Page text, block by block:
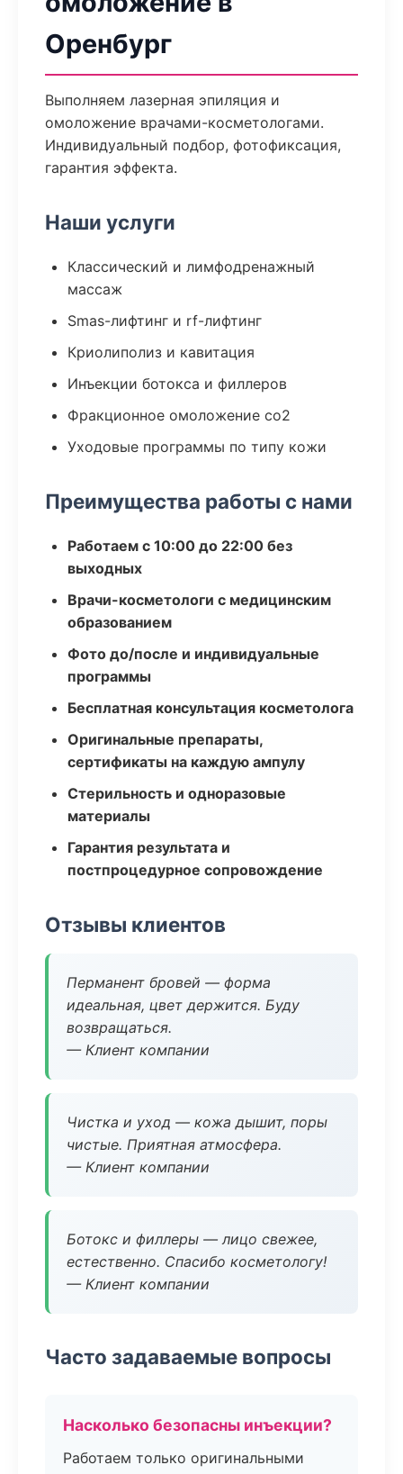
Оренбург
Выполняем лазерная эпиляция и
омоложение врачами-косметологами.
Индивидуальный подбор, фотофиксация,
гарантия эффекта.
Наши услуги
Классический и лимфодренажный
массаж
Smas-лифтинг и rf-лифтинг
Криолиполиз и кавитация
Инъекции ботокса и филлеров
Фракционное омоложение co2
Уходовые программы по типу кожи
Преимущества работы с нами
Работаем с 10:00 до 22:00 без
выходных
Врачи-косметологи с медицинским
образованием
Фото до/после и индивидуальные
программы
Бесплатная консультация косметолога
Оригинальные препараты,
сертификаты на каждую ампулу
Стерильность и одноразовые
материалы
Гарантия результата и
постпроцедурное сопровождение
Отзывы клиентов
Перманент бровей — форма
идеальная, цвет держится. Буду
возвращаться.
— Клиент компании
Чистка и уход — кожа дышит, поры
чистые. Приятная атмосфера.
— Клиент компании
Ботокс и филлеры — лицо свежее,
естественно. Спасибо косметологу!
— Клиент компании
Часто задаваемые вопросы
Насколько безопасны инъекции?
Работаем только оригинальными